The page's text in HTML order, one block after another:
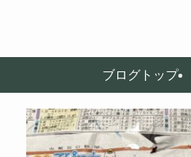
ブログトップ